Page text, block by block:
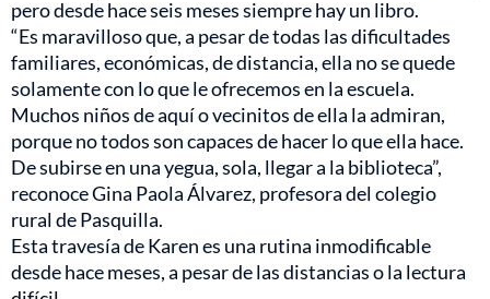
pero desde hace seis meses siempre hay un libro.
“Es maravilloso que, a pesar de todas las dificultades
familiares, económicas, de distancia, ella no se quede
solamente con lo que le ofrecemos en la escuela.
Muchos niños de aquí o vecinitos de ella la admiran,
porque no todos son capaces de hacer lo que ella hace.
De subirse en una yegua, sola, llegar a la biblioteca”,
reconoce Gina Paola Álvarez, profesora del colegio
rural de Pasquilla.
Esta travesía de Karen es una rutina inmodificable
desde hace meses, a pesar de las distancias o la lectura